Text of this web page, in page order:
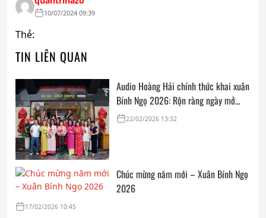
10/07/2024 09:39
Thẻ:
TIN LIÊN QUAN
Audio Hoàng Hải chính thức khai xuân
Bính Ngọ 2026: Rộn ràng ngày mở
cửa, trọn vẹn lời chúc đầu năm
22/02/2026 13:32
Chúc mừng năm mới – Xuân Bính Ngọ
2026
17/02/2026 10:45